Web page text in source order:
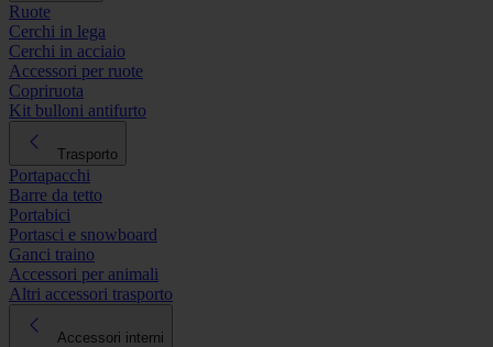
Ruote
Cerchi in lega
Cerchi in acciaio
Accessori per ruote
Copriruota
Kit bulloni antifurto
Trasporto
Portapacchi
Barre da tetto
Portabici
Portasci e snowboard
Ganci traino
Accessori per animali
Altri accessori trasporto
Accessori interni